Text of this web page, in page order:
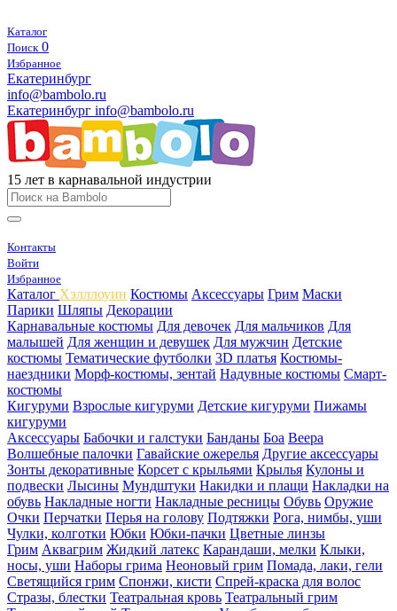
Каталог
Поиск 0
Избранное
Екатеринбург
info@bambolo.ru
Екатеринбург info@bambolo.ru
15 лет в карнавальной индустрии
Контакты
Войти
Избранное
Каталог Хэлллоуин Костюмы Аксессуары Грим Маски
Парики Шляпы Декорации
Карнавальные костюмы Для девочек Для мальчиков Для
малышей Для женщин и девушек Для мужчин Детские
костюмы Тематические футболки 3D платья Костюмы-
наездники Морф-костюмы, зентай Надувные костюмы Смарт-
костюмы
Кигуруми Взрослые кигуруми Детские кигуруми Пижамы
кигуруми
Аксессуары Бабочки и галстуки Банданы Боа Веера
Волшебные палочки Гавайские ожерелья Другие аксессуары
Зонты декоративные Корсет с крыльями Крылья Кулоны и
подвески Лысины Мундштуки Накидки и плащи Накладки на
обувь Накладные ногти Накладные ресницы Обувь Оружие
Очки Перчатки Перья на голову Подтяжки Рога, нимбы, уши
Чулки, колготки Юбки Юбки-пачки Цветные линзы
Грим Аквагрим Жидкий латекс Карандаши, мелки Клыки,
носы, уши Наборы грима Неоновый грим Помада, лаки, гели
Светящийся грим Спонжи, кисти Спрей-краска для волос
Стразы, блестки Театральная кровь Театральный грим